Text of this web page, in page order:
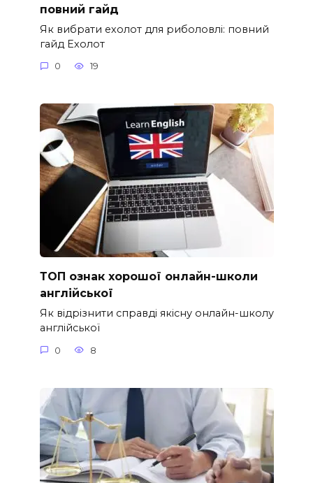
повний гайд
Як вибрати ехолот для риболовлі: повний
гайд Ехолот
0 19
ТОП ознак хорошої онлайн-школи
англійської
Як відрізнити справді якісну онлайн-школу
англійської
0 8